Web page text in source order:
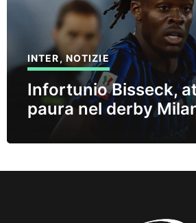
INTER,NOTIZIE
Infortunio Bisseck,
paura nel derby